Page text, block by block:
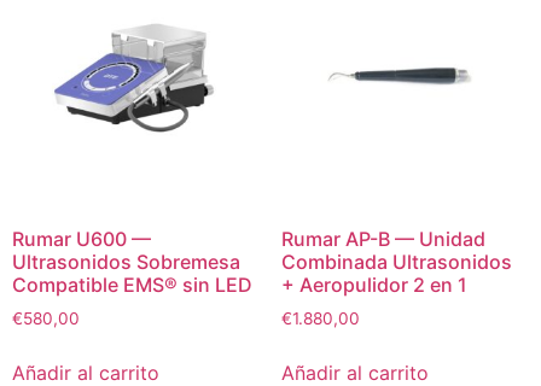
Rumar U600 —
Ultrasonidos Sobremesa
Compatible EMS® sin LED
€580,00
Añadir al carrito
Rumar AP-B — Unidad
Combinada Ultrasonidos
+ Aeropulidor 2 en 1
€1.880,00
Añadir al carrito